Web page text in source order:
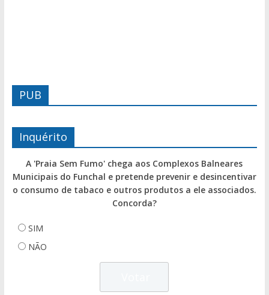
PUB
Inquérito
A 'Praia Sem Fumo' chega aos Complexos Balneares
Municipais do Funchal e pretende prevenir e desincentivar
o consumo de tabaco e outros produtos a ele associados.
Concorda?
SIM
NÃO